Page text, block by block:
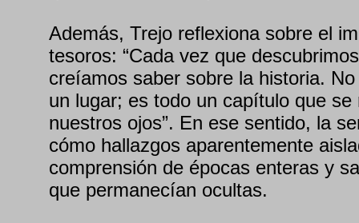
Además, Trejo reflexiona sobre el
tesoros: “Cada vez que
creíamos saber sobre la historia.
un lugar; es todo un capítulo que se
nuestros ojos”. En ese sentido, la
cómo hallazgos aparentemente
comprensión de épocas enteras y
que permanecían ocultas.